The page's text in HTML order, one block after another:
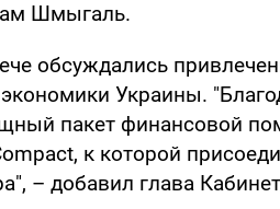
Шмыгаль.
обсуждались
Украины.
пакет финансовой
к которой
– добавил глава